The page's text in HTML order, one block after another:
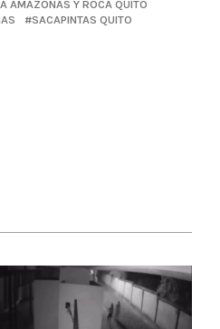
AMAZONAS Y ROCA QUITO
SACAPINTAS QUITO